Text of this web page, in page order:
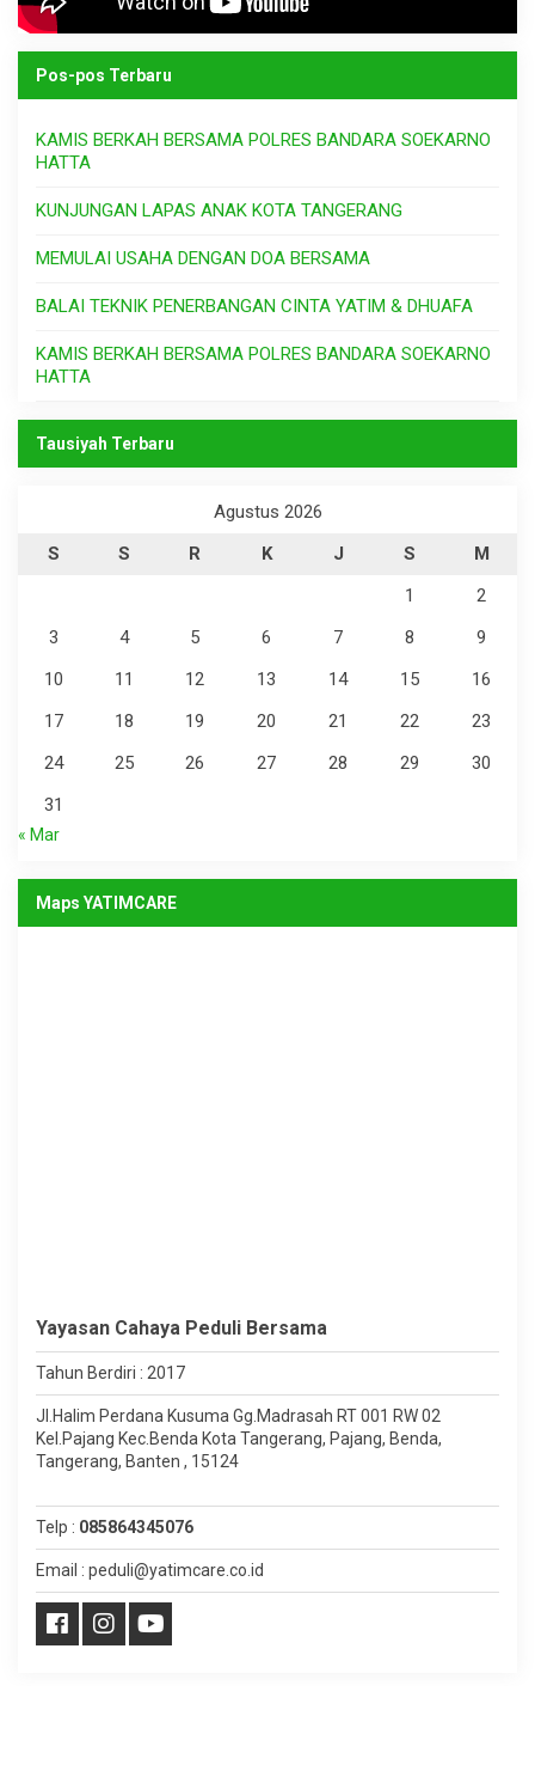
Pos-pos Terbaru
KAMIS BERKAH BERSAMA POLRES BANDARA SOEKARNO
HATTA
KUNJUNGAN LAPAS ANAK KOTA TANGERANG
MEMULAI USAHA DENGAN DOA BERSAMA
BALAI TEKNIK PENERBANGAN CINTA YATIM & DHUAFA
KAMIS BERKAH BERSAMA POLRES BANDARA SOEKARNO
HATTA
Tausiyah Terbaru
Agustus 2026
S
S R K J S
M
1
2
3
4 5 6 7 8
9
10
11 12 13 14 15
16
17
18 19 20 21 22
23
24
25 26 27 28 29
30
31
« Mar
Maps YATIMCARE
Yayasan Cahaya Peduli Bersama
Tahun Berdiri : 2017
Jl.Halim Perdana Kusuma Gg.Madrasah RT 001 RW 02
Kel.Pajang Kec.Benda Kota Tangerang, Pajang, Benda,
Tangerang, Banten , 15124
Telp : 085864345076
Email : peduli@yatimcare.co.id